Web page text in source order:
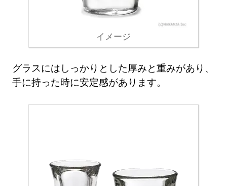
イメージ
グラスにはしっかりとした厚みと重みがあり、
手に持った時に安定感があります。